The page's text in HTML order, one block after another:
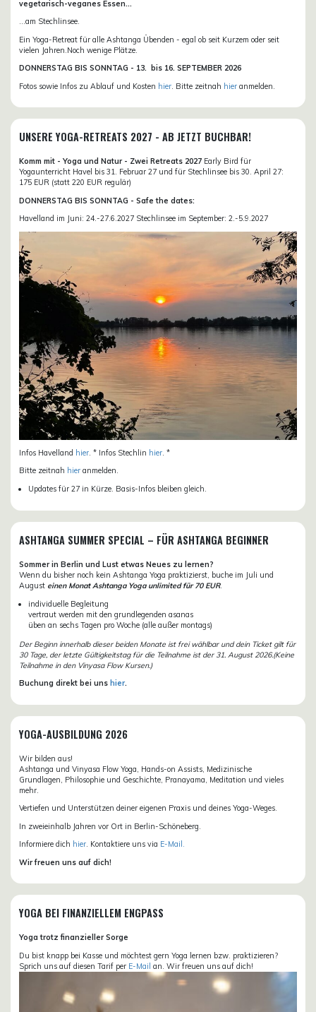
vegetarisch-veganes Essen...
...am Stechlinsee.
Ein Yoga-Retreat für alle Ashtanga Übenden - egal ob seit Kurzem oder seit
vielen Jahren.Noch wenige Plätze.
DONNERSTAG BIS SONNTAG - 13. bis 16. SEPTEMBER 2026
Fotos sowie Infos zu Ablauf und Kosten hier . Bitte zeitnah hier anmelden.
UNSERE YOGA-RETREATS 2027 - AB JETZT BUCHBAR!
Komm mit - Yoga und Natur - Zwei Retreats 2027 Early Bird für
Yogaunterricht Havel bis 31. Februar 27 und für Stechlinsee bis 30. April 27:
175 EUR (statt 220 EUR regulär)
DONNERSTAG BIS SONNTAG - Safe the dates:
Havelland im Juni: 24.-27.6.2027 Stechlinsee im September: 2.-5.9.2027
Infos Havelland hier . * Infos Stechlin hier . *
Bitte zeitnah hier anmelden.
Updates für 27 in Kürze. Basis-Infos bleiben gleich.
ASHTANGA SUMMER SPECIAL – FÜR ASHTANGA BEGINNER
Sommer in Berlin und Lust etwas Neues zu lernen?
Wenn du bisher noch kein Ashtanga Yoga praktizierst, buche im Juli und
August einen Monat Ashtanga Yoga unlimited für 70 EUR.
individuelle Begleitung
vertraut werden mit den grundlegenden asanas
üben an sechs Tagen pro Woche (alle außer montags)
Der Beginn innerhalb dieser beiden Monate ist frei wählbar und dein Ticket gilt für
30 Tage, der letzte Gültigkeitstag für die Teilnahme ist der 31. August 2026.(Keine
Teilnahme in den Vinyasa Flow Kursen.)
Buchung direkt bei uns hier.
YOGA-AUSBILDUNG 2026
Wir bilden aus!
Ashtanga und Vinyasa Flow Yoga, Hands-on Assists, Medizinische
Grundlagen, Philosophie und Geschichte, Pranayama, Meditation und vieles
mehr.
Vertiefen und Unterstützen deiner eigenen Praxis und deines Yoga-Weges.
In zweieinhalb Jahren vor Ort in Berlin-Schöneberg.
Informiere dich hier. Kontaktiere uns via E-Mail.
Wir freuen uns auf dich!
YOGA BEI FINANZIELLEM ENGPASS
Yoga trotz finanzieller Sorge
Du bist knapp bei Kasse und möchtest gern Yoga lernen bzw. praktizieren?
Sprich uns auf diesen Tarif per E-Mail an. Wir freuen uns auf dich!